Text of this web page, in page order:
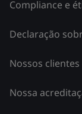
Compliance e
Declaração
Nossos
Nossa